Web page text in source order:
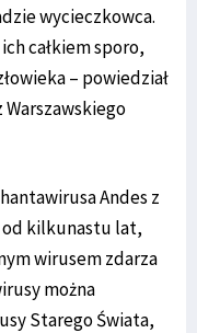
wycieczkowca.
całkiem sporo,
– powiedział
Warszawskiego
Andes z
od kilkunastu lat,
wirusem zdarza
można
Starego Świata,